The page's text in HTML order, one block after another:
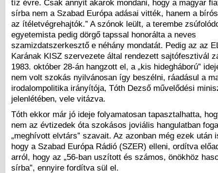
tíz évre. Csak annyit akarok mondani, hogy a magyar
sírba nem a Szabad Európa adásai vitték, hanem a
az ítéletvégrehajtók.” A szónok leült, a terembe
egyetemista pedig dörgő tapssal honorálta a neves
szamizdatszerkesztő e néhány mondatát. Pedig az az
Karának KISZ szervezete által rendezett sajtófesztivál
1983. október 28-án hangzott el, a „kis hidegháború”
nem volt szokás nyilvánosan így beszélni, ráadásul a
irodalompolitika irányítója, Tóth Dezső művelődési
jelenlétében, vele vitázva.
Tóth ekkor már jó ideje folyamatosan tapasztalhatta,
nem az évtizedek óta szokásos joviális hangulatban
„meghívott elvtárs” szavait. Az azonban még ezek után
hogy a Szabad Európa Rádió (SZER) elleni, ordítva
arról, hogy az „56-ban uszított és számos, önökhöz
sírba”, ennyire fordítva sül el.